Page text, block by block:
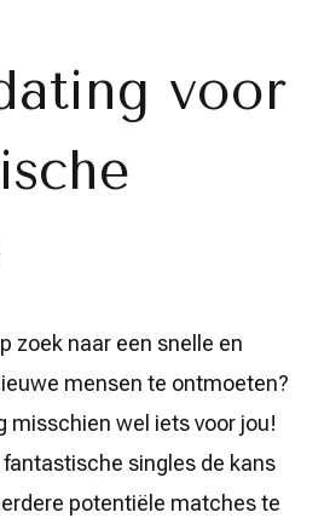
voor
Fantastische
voor
zoek naar een snelle en
mensen te ontmoeten?
misschien wel iets voor jou!
singles de kans
potentiële matches te